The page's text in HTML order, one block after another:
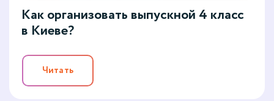
Как организовать выпускной 4 класс
в Киеве?
Читать